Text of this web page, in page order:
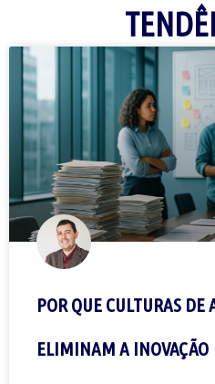
POR QUE CULTURAS DE
ELIMINAM A INOVAÇÃO